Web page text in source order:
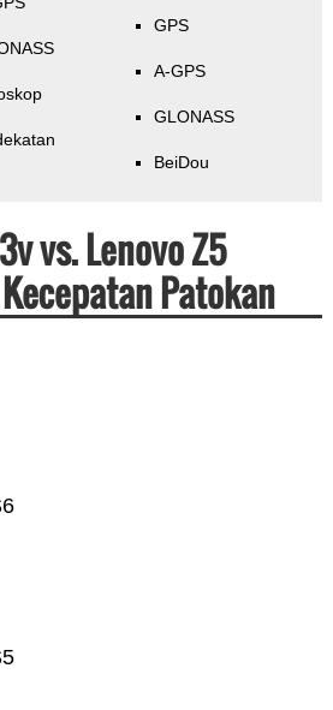
GPS
A-GPS
GLONASS
BeiDou
vs. Lenovo Z5
Patokan